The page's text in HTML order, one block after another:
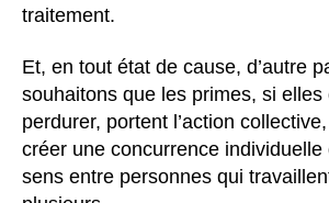
traitement.
Et, en tout état de cause, d’autre
souhaitons que les primes, si elles
perdurer, portent l’action
créer une concurrence individuelle
sens entre personnes qui